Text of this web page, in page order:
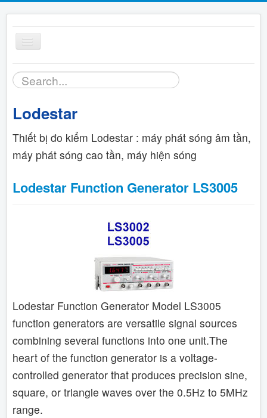
Toggle
Navigation
Trang chủ
Sản phẩm
Bảng giá
Tài liệu
Tìm
kiếm...
Lodestar
Thiết bị đo kiểm Lodestar : máy phát sóng âm tần,
máy phát sóng cao tần, máy hiện sóng
Lodestar Function Generator LS3005
Lodestar Function Generator Model LS3005
function generators are versatile signal sources
combining several functions into one unit.The
heart of the function generator is a voltage-
controlled generator that produces precision sine,
square, or triangle waves over the 0.5Hz to 5MHz
range.